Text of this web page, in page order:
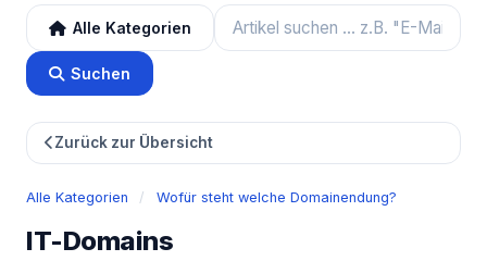
Alle Kategorien
Suchen
Zurück zur Übersicht
Alle Kategorien / Wofür steht welche Domainendung?
IT-Domains